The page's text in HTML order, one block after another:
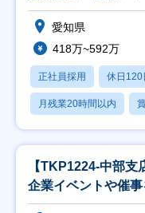
愛知県
418万~592万
正社員採用 休日120
月残業20時間以内
【TKP1224-中部
企業イベントや催